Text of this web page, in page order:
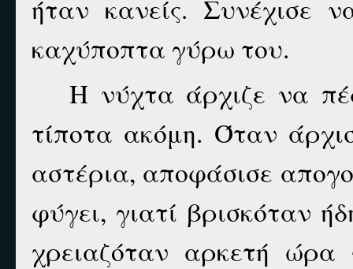
ήταν κανείς. Συνέχισε
καχύποπτα γύρω του.
Η νύχτα άρχιζε να
τίποτα ακόμη. Όταν
αστέρια, αποφάσισε
φύγει, γιατί βρισκόταν
χρειαζόταν αρκετή